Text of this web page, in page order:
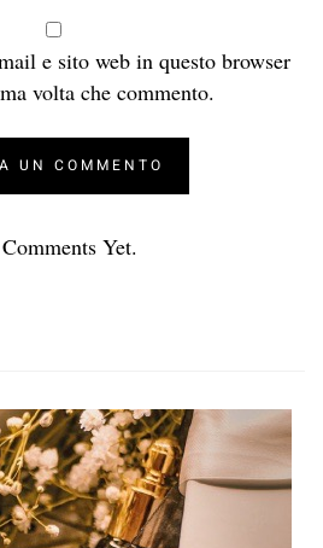
e sito web in questo browser
volta che commento.
Yet.